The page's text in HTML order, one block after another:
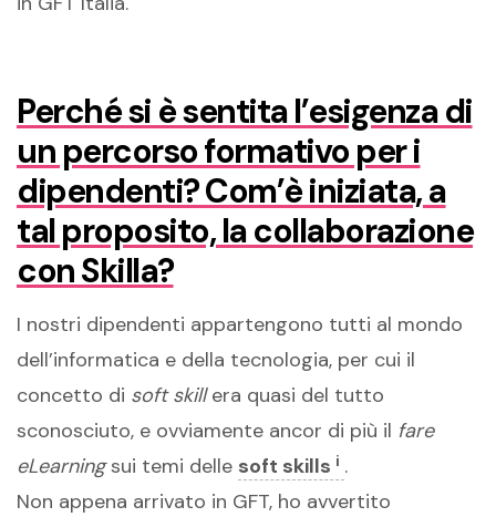
Perché si è sentita l’esigenza di
un percorso formativo per i
dipendenti? Com’è iniziata, a
tal proposito, la collaborazione
con Skilla?
I nostri dipendenti appartengono tutti al mondo
dell’informatica e della tecnologia, per cui il
concetto di soft skillera quasi del tutto
sconosciuto, e ovviamente ancor di più il fare
eLearningsui temi delle soft skills i .
Non appena arrivato in GFT, ho avvertito